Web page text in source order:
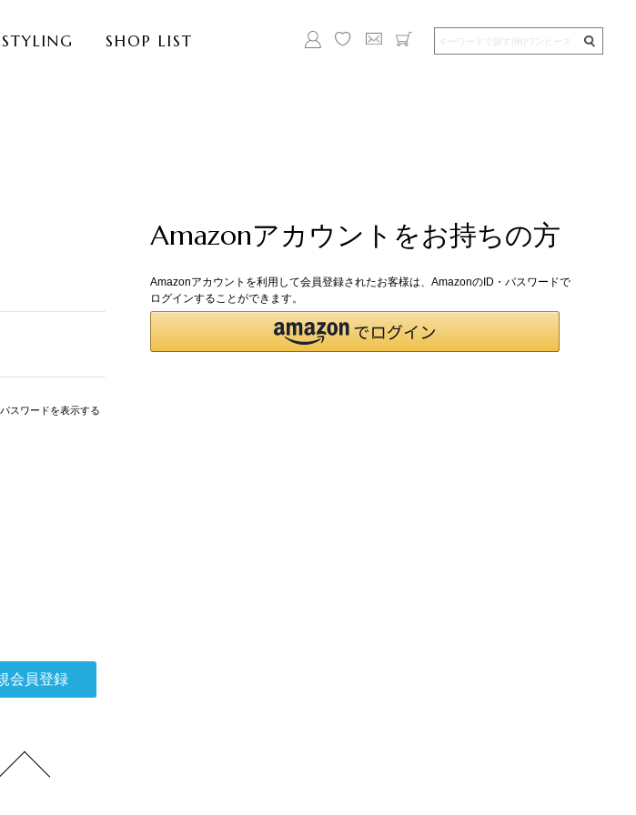
STYLING SHOP LIST
パスワードを表示する
Amazonアカウントをお持ちの方
Amazonアカウントを利用して会員登録されたお客様は、AmazonのID・パスワードで
ログインすることができます。